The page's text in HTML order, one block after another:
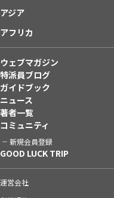
アジア
アフリカ
ウェブマガジン
特派員ブログ
ガイドブック
ニュース
著者一覧
コミュニティ
新規会員登録
GOOD LUCK TRIP
運営会社